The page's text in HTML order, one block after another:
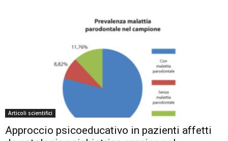
Articoli scientifici
Approccio psicoeducativo in pazienti affetti